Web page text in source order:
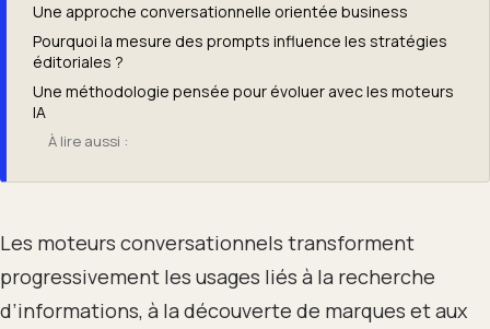
Une approche conversationnelle orientée business
Pourquoi la mesure des prompts influence les stratégies
éditoriales ?
Une méthodologie pensée pour évoluer avec les moteurs
IA
À lire aussi :
Les moteurs conversationnels transforment
progressivement les usages liés à la recherche
d’informations, à la découverte de marques et aux